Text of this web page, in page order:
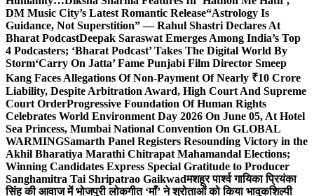
DM Music City’s Latest Romantic Release“Astrology Is
Guidance, Not Superstition” — Rahul Shastri Declares At
Bharat PodcastDeepak Saraswat Emerges Among India’s Top
4 Podcasters; ‘Bharat Podcast’ Takes The Digital World By
Storm‘Carry On Jatta’ Fame Punjabi Film Director Smeep
Kang Faces Allegations Of Non-Payment Of Nearly ₹10 Crore
Liability, Despite Arbitration Award, High Court And Supreme
Court OrderProgressive Foundation Of Human Rights
Celebrates World Environment Day 2026 On June 05, At Hotel
Sea Princess, Mumbai National Convention On GLOBAL
WARMINGSamarth Panel Registers Resounding Victory in the
Akhil Bharatiya Marathi Chitrapat Mahamandal Elections;
Winning Candidates Express Special Gratitude to Producer
Sanghamitra Tai Shripatrao Gaikwadमशहूर पार्श्व गायिका प्रियंका
सिंह की आवाज में भोजपुरी लोकगीत ‘माँ’ ने श्रोताओं को किया भावुकशिल्पी